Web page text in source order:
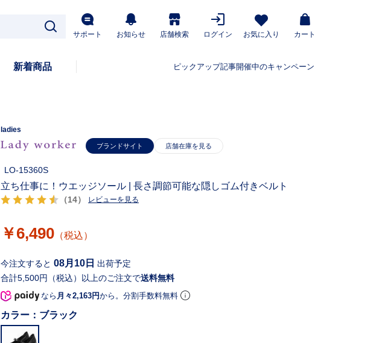
サポート お知らせ 店舗検索 ログイン お気に入り カート
新着商品 ピックアップ記事開催中のキャンペーン
ladies
ブランドサイト
LO-15360S
（14） レビューを見る
立ち仕事に！ウエッジソール | 長さ調節可能な隠しゴム付きベルト
￥6,490 （税込）
合計5,500円（税込）以上のご注文で送料無料
今注文すると 08月10日 出荷予定
なら 月々2,163円から。分割手数料無料
カラー： ブラック